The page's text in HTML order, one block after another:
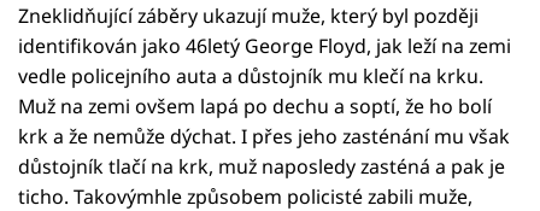
Zneklidňující záběry ukazují muže, který byl později
identifikován jako 46letý George Floyd, jak leží na zemi
vedle policejního auta a důstojník mu klečí na krku.
Muž na zemi ovšem lapá po dechu a soptí, že ho bolí
krk a že nemůže dýchat. I přes jeho zasténání mu však
důstojník tlačí na krk, muž naposledy zasténá a pak je
ticho. Takovýmhle způsobem policisté zabili muže,